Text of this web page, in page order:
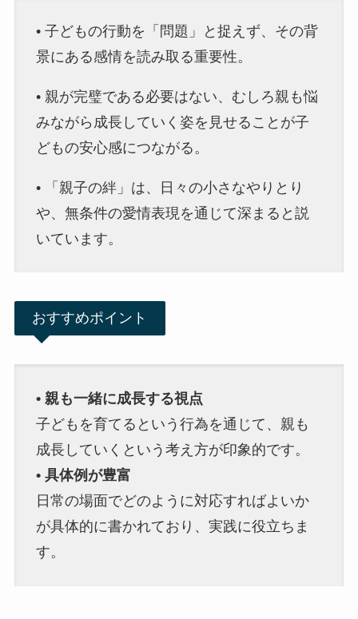
• 子どもの行動を「問題」と捉えず、その背
景にある感情を読み取る重要性。
• 親が完璧である必要はない、むしろ親も悩
みながら成長していく姿を見せることが子
どもの安心感につながる。
• 「親子の絆」は、日々の小さなやりとり
や、無条件の愛情表現を通じて深まると説
いています。
おすすめポイント
• 親も一緒に成長する視点
子どもを育てるという行為を通じて、親も
成長していくという考え方が印象的です。
• 具体例が豊富
日常の場面でどのように対応すればよいか
が具体的に書かれており、実践に役立ちま
す。